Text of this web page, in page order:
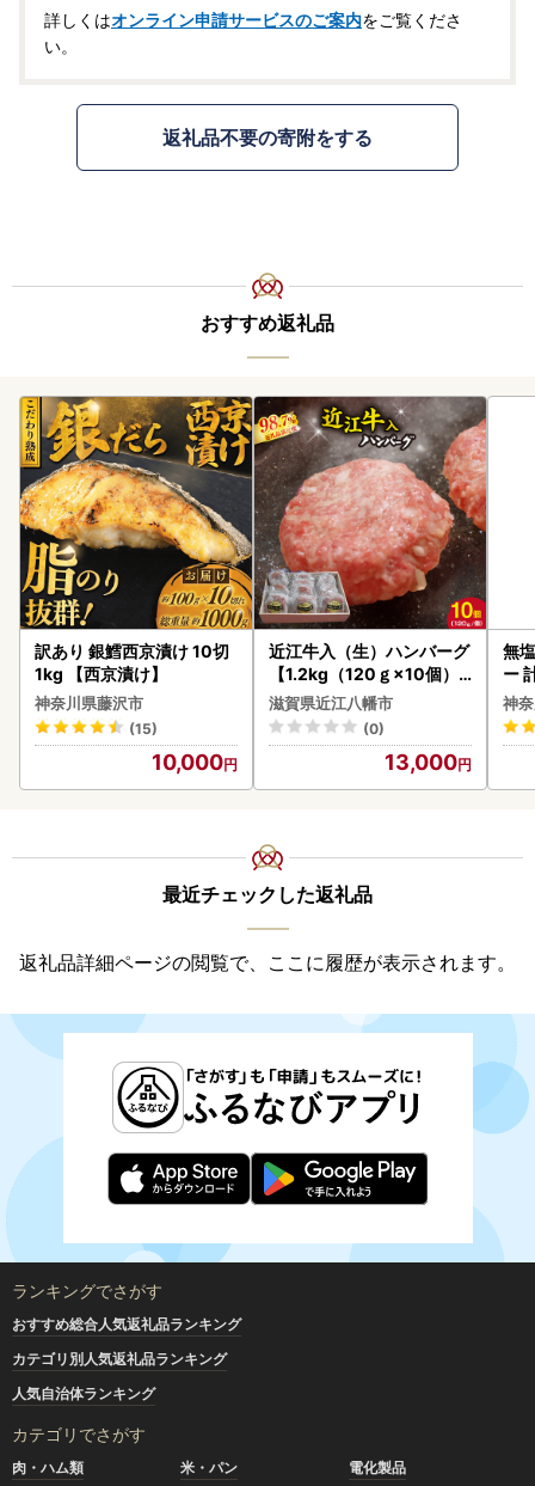
詳しくはオンライン申請サービスのご案内をご覧くださ
い。
返礼品不要の寄附をする
おすすめ返礼品
訳あり 銀鱈西京漬け 10切
1kg 【西京漬け】
神奈川県藤沢市
(15)
10,000
近江牛入（生）ハンバーグ
【1.2kg（120ｇ×10個）
】【AG09W】
滋賀県近江八幡市
(0)
13,000
無
ー
】
神
最近チェックした返礼品
返礼品詳細ページの閲覧で、ここに履歴が表示されます。
ランキングでさがす
おすすめ総合人気返礼品ランキング
カテゴリ別人気返礼品ランキング
人気自治体ランキング
カテゴリでさがす
肉・ハム類 米・パン
電化製品